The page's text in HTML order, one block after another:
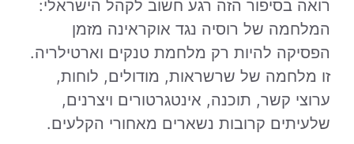
רואה בסיפור הזה רגע חשוב לקהל הישראלי:
המלחמה של רוסיה נגד אוקראינה מזמן
הפסיקה להיות רק מלחמת טנקים וארטילריה.
זו מלחמה של שרשראות, מודולים, לוחות,
ערוצי קשר, תוכנה, אינטגרטורים ויצרנים,
שלעיתים קרובות נשארים מאחורי הקלעים.